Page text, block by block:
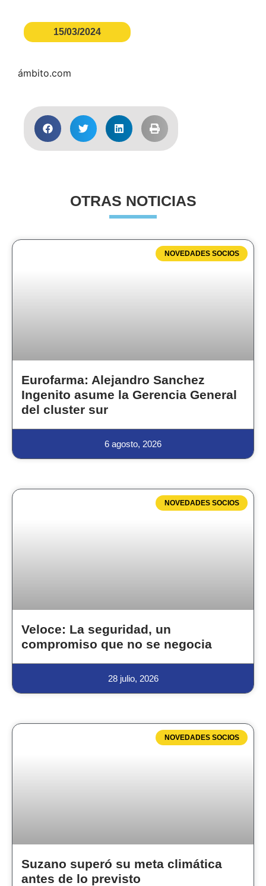
15/03/2024
ámbito.com
OTRAS NOTICIAS
NOVEDADES SOCIOS
Eurofarma: Alejandro Sanchez
Ingenito asume la Gerencia General
del cluster sur
6 agosto, 2026
NOVEDADES SOCIOS
Veloce: La seguridad, un
compromiso que no se negocia
28 julio, 2026
NOVEDADES SOCIOS
Suzano superó su meta climática
antes de lo previsto